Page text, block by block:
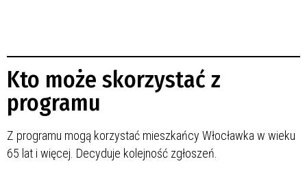
Kto może skorzystać z
programu
Z programu mogą korzystać mieszkańcy Włocławka w wieku
65 lat i więcej. Decyduje kolejność zgłoszeń.